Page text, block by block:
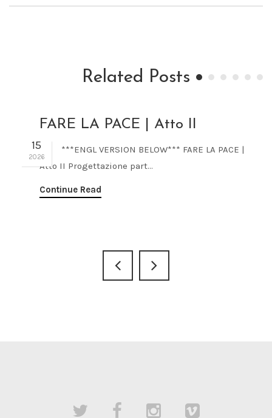
Related Posts
15
2026
FARE LA PACE | Atto II
***ENGL VERSION BELOW*** FARE LA PACE |
Atto II Progettazione part...
Continue Read